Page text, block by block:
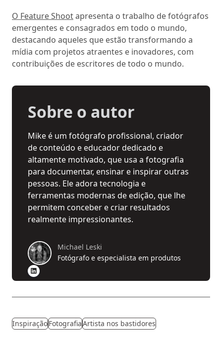
O Feature Shootapresenta o trabalho de fotógrafos
emergentes e consagrados em todo o mundo,
destacando aqueles que estão transformando a
mídia com projetos atraentes e inovadores, com
contribuições de escritores de todo o mundo.
Sobre o autor
Mike é um fotógrafo profissional, criador
de conteúdo e educador dedicado e
altamente motivado, que usa a fotografia
para documentar, ensinar e inspirar outras
pessoas. Ele adora tecnologia e
ferramentas modernas de edição, que lhe
permitem conceber e criar resultados
realmente impressionantes.
Michael Leski
Fotógrafo e especialista em produtos
InspiraçãoFotografiaArtista nos bastidores